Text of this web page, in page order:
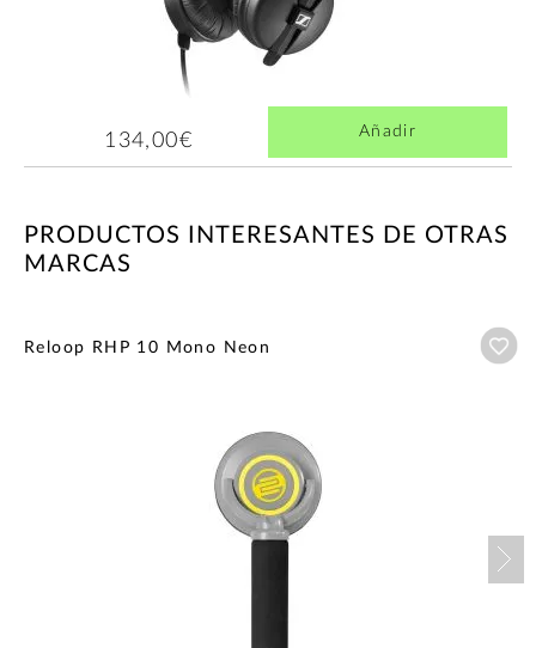
134,00€ Añadir
PRODUCTOS INTERESANTES DE OTRAS
MARCAS
Reloop RHP 10 Mono Neon